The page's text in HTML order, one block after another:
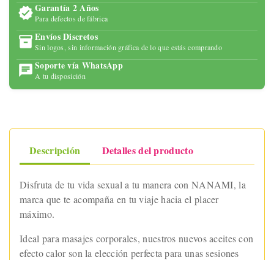
Garantía 2 Años
Para defectos de fábrica
Envíos Discretos
Sin logos, sin información gráfica de lo que estás comprando
Soporte vía WhatsApp
A tu disposición
Descripción Detalles del producto
Disfruta de tu vida sexual a tu manera con NANAMI, la
marca que te acompaña en tu viaje hacia el placer
máximo.
Ideal para masajes corporales, nuestros nuevos aceites con
efecto calor son la elección perfecta para unas sesiones